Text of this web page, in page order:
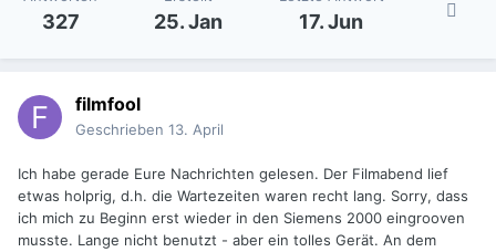
327 25. Jan 17. Jun
filmfool
Geschrieben 13. April
Ich habe gerade Eure Nachrichten gelesen. Der Filmabend lief
etwas holprig, d.h. die Wartezeiten waren recht lang. Sorry, dass
ich mich zu Beginn erst wieder in den Siemens 2000 eingrooven
musste. Lange nicht benutzt - aber ein tolles Gerät. An dem